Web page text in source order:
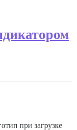
при загрузке